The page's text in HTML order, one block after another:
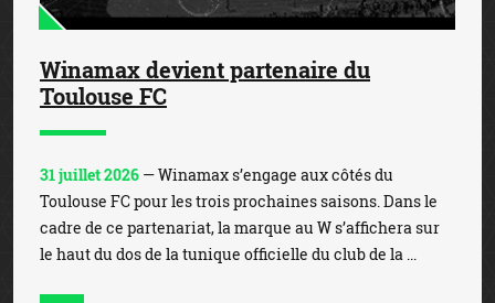
Winamax devient partenaire du
Toulouse FC
31 juillet 2026 — Winamax s’engage aux côtés du
Toulouse FC pour les trois prochaines saisons. Dans le
cadre de ce partenariat, la marque au W s’affichera sur
le haut du dos de la tunique officielle du club de la ...